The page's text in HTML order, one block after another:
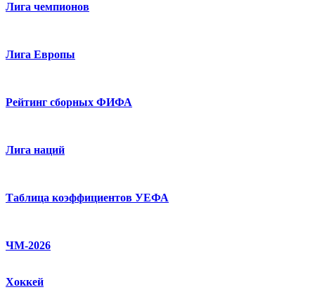
Лига чемпионов
Лига Европы
Рейтинг сборных ФИФА
Лига наций
Таблица коэффициентов УЕФА
ЧМ-2026
Хоккей